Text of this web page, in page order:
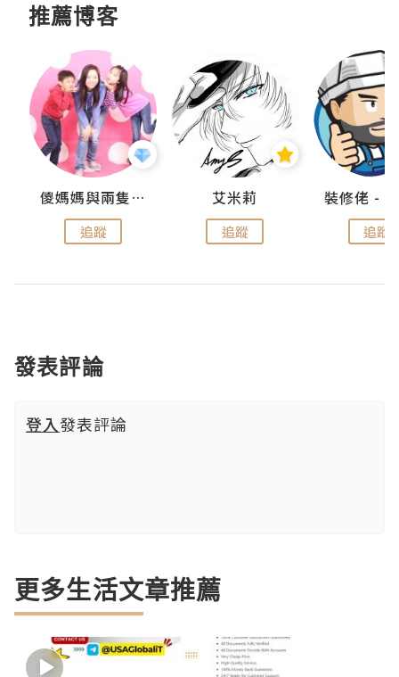
推薦博客
儍媽媽與兩隻小魔怪之家
追蹤
艾米莉
追蹤 追蹤
發表評論
登入發表評論
更多生活文章推薦